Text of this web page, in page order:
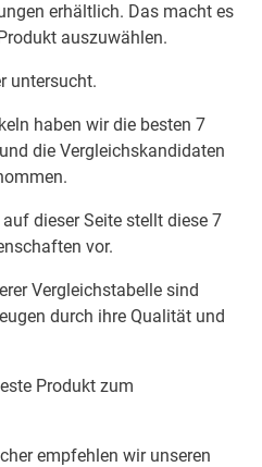
erhältlich. Das macht es
auszuwählen.
untersucht.
haben wir die besten 7
die Vergleichskandidaten
dieser Seite stellt diese 7
vor.
Vergleichstabelle sind
durch ihre Qualität und
Produkt zum
empfehlen wir unseren